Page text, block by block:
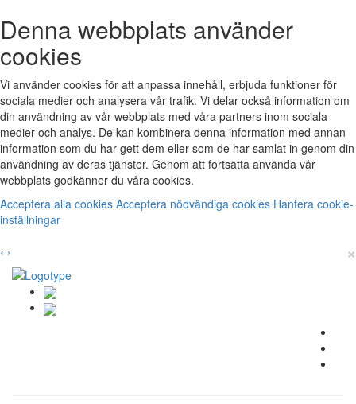
Denna webbplats använder
cookies
Vi använder cookies för att anpassa innehåll, erbjuda funktioner för
sociala medier och analysera vår trafik. Vi delar också information om
din användning av vår webbplats med våra partners inom sociala
medier och analys. De kan kombinera denna information med annan
information som du har gett dem eller som de har samlat in genom din
användning av deras tjänster. Genom att fortsätta använda vår
webbplats godkänner du våra cookies.
Acceptera alla cookies Acceptera nödvändiga cookies Hantera cookie-
inställningar
‹ › ×